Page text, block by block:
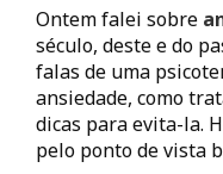
Ontem falei sobre
século, deste e do
falas de uma
ansiedade, como
dicas para evita-la.
pelo ponto de vista